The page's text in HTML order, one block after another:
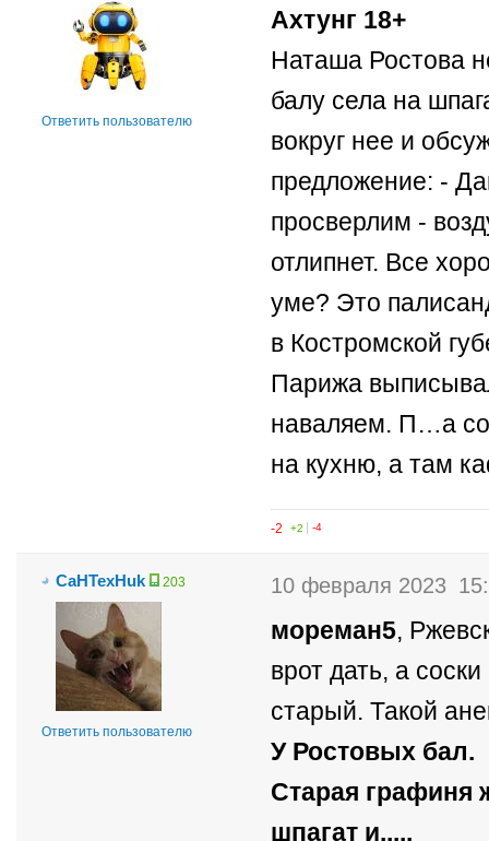
Ответить пользователю
Ахтунг 18+
Наташа Ростова
балу села на
вокруг нее и
предложение: -
просверлим -
отлипнет. Все
уме? Это
в Костромской
Парижа
наваляем. П…а
на кухню, а там
-2 +2 -4
CaHTexHuk 203
Ответить пользователю
10 февраля 2023
мореман5,
врот дать, а
старый. Такой
У Ростовых бал.
Старая графиня
шпагат и.....